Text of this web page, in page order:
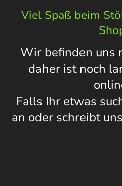
Viel Spaß beim
Wir befinden uns
daher ist noch
Falls Ihr etwas
an oder schreibt